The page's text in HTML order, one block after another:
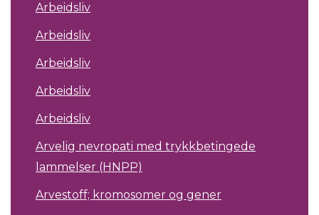
Arbeidsliv
Arbeidsliv
Arbeidsliv
Arbeidsliv
Arbeidsliv
Arvelig nevropati med trykkbetingede
lammelser (HNPP)
Arvestoff; kromosomer og gener